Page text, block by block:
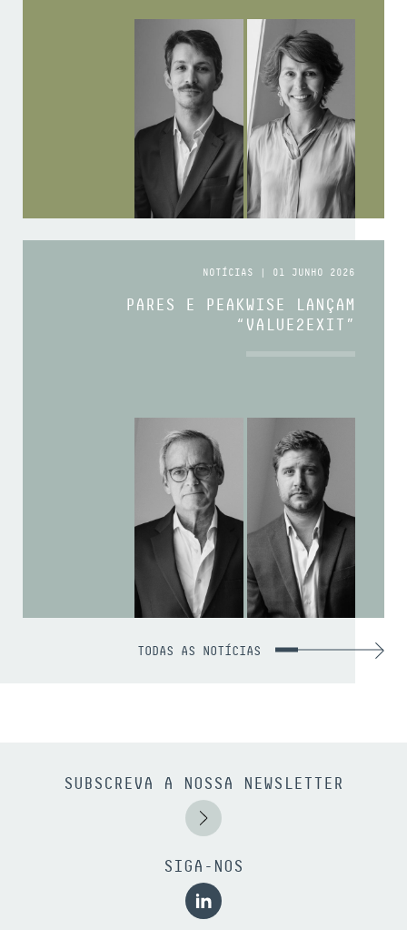
NOTÍCIAS | 01 JUNHO 2026
PARES E PEAKWISE LANÇAM
“VALUE2EXIT”
TODAS AS NOTÍCIAS
SUBSCREVA A NOSSA NEWSLETTER
SIGA-NOS